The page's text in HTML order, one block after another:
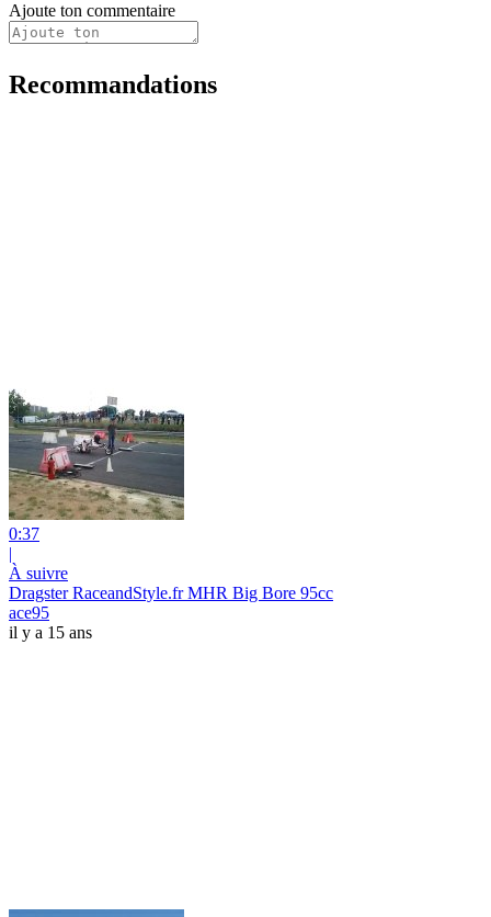
Ajoute ton commentaire
Recommandations
0:37
|
À suivre
Dragster RaceandStyle.fr MHR Big Bore 95cc
ace95
il y a 15 ans